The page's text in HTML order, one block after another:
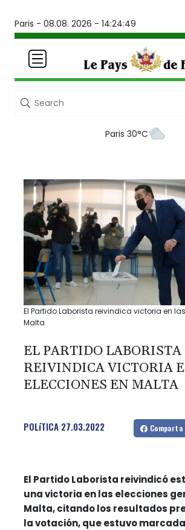
Paris - 08.08. 2026 - 14:24:49
Paris 30°C
El Partido Laborista reivindica victoria en
Malta
EL PARTIDO LABORISTA
REIVINDICA VICTORIA
ELECCIONES EN MALTA
POLíTICA 27.03.2022 Comparta
El Partido Laborista reivindicó
una victoria en las elecciones
Malta, citando los resultados
la votación, que estuvo